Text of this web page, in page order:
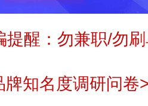
提醒：勿兼职/勿
知名度调研问卷